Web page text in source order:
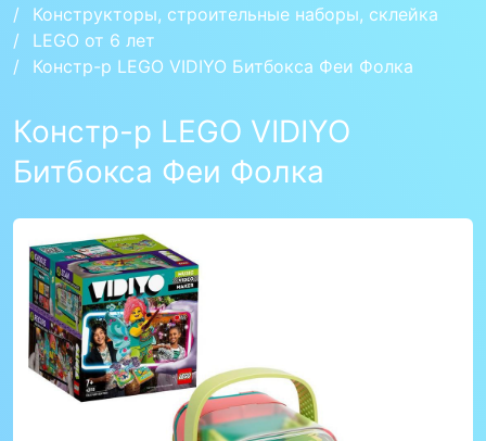
Конструкторы, строительные наборы, склейка
LEGO от 6 лет
Констр-р LEGO VIDIYO Битбокса Феи Фолка
Констр-р LEGO VIDIYO
Битбокса Феи Фолка